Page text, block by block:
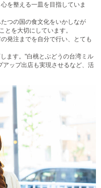
を整える一皿を目指していま
つの国の食文化をいかしなが
とを大切にしています。
発注までを自分で行い、とても
ます。"白桃とぶどうの台湾ミル
アップ出店も実現させるなど、活